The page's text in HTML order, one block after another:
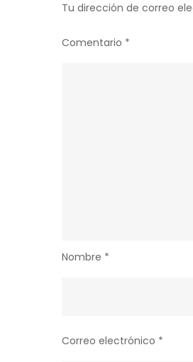
Tu dirección de correo
Comentario *
Nombre *
Correo electrónico *